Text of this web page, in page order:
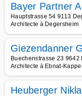
Bayer Partner
Hauptstrasse 54 9113
Architecte à Degersheim
Giezendanner
Buechenstrasse 23
Architecte à Ebnat-Kappel
Heuberger